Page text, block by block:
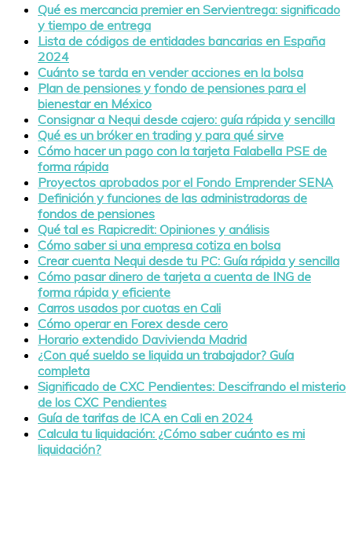
Qué es mercancia premier en Servientrega: significado
y tiempo de entrega
Lista de códigos de entidades bancarias en España
2024
Cuánto se tarda en vender acciones en la bolsa
Plan de pensiones y fondo de pensiones para el
bienestar en México
Consignar a Nequi desde cajero: guía rápida y sencilla
Qué es un bróker en trading y para qué sirve
Cómo hacer un pago con la tarjeta Falabella PSE de
forma rápida
Proyectos aprobados por el Fondo Emprender SENA
Definición y funciones de las administradoras de
fondos de pensiones
Qué tal es Rapicredit: Opiniones y análisis
Cómo saber si una empresa cotiza en bolsa
Crear cuenta Nequi desde tu PC: Guía rápida y sencilla
Cómo pasar dinero de tarjeta a cuenta de ING de
forma rápida y eficiente
Carros usados por cuotas en Cali
Cómo operar en Forex desde cero
Horario extendido Davivienda Madrid
¿Con qué sueldo se liquida un trabajador? Guía
completa
Significado de CXC Pendientes: Descifrando el misterio
de los CXC Pendientes
Guía de tarifas de ICA en Cali en 2024
Calcula tu liquidación: ¿Cómo saber cuánto es mi
liquidación?